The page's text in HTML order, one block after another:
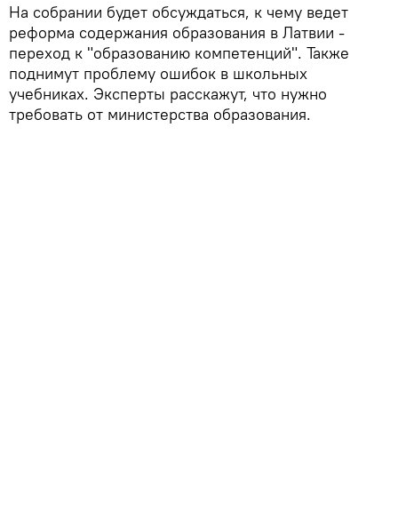
На собрании будет обсуждаться, к чему ведет
реформа содержания образования в Латвии -
переход к "образованию компетенций". Также
поднимут проблему ошибок в школьных
учебниках. Эксперты расскажут, что нужно
требовать от министерства образования.